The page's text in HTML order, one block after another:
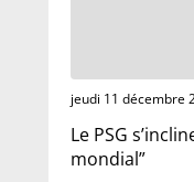
jeudi 11 décembre
Le PSG
mondial”